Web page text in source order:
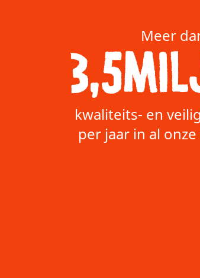
Meer
kwaliteits- en
per jaar in al